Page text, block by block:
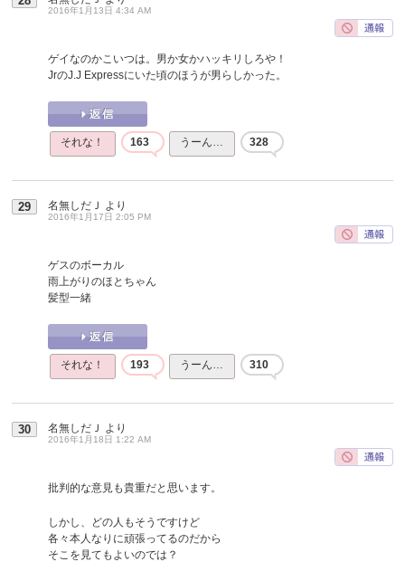
2016年1月13日 4:34 AM
ゲイなのかこいつは。男か女かハッキリしろや！
JrのJ.J Expressにいた頃のほうが男らしかった。
それな！ 163 うーん… 328
29 名無しだＪ より
2016年1月17日 2:05 PM
ゲスのボーカル
雨上がりのほとちゃん
髪型一緒
それな！ 193 うーん… 310
30 名無しだＪ より
2016年1月18日 1:22 AM
批判的な意見も貴重だと思います。
しかし、どの人もそうですけど
各々本人なりに頑張ってるのだから
そこを見てもよいのでは？